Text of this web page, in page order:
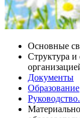
Основные
Структура и
Документы
Образование